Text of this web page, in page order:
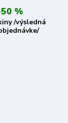
50 %
/výsledná